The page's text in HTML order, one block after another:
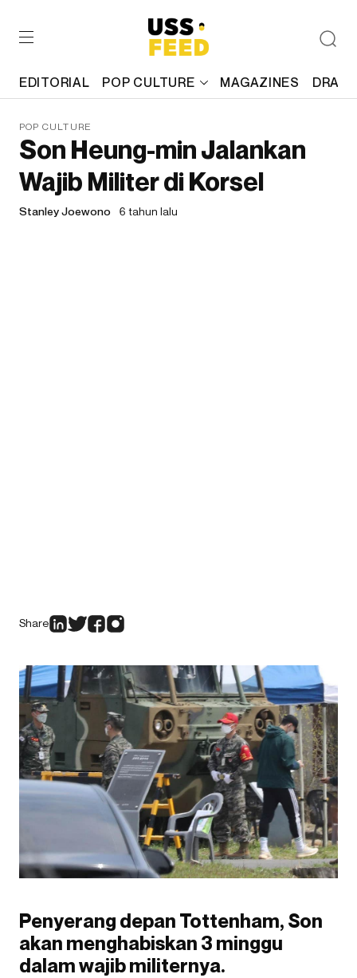
EDITORIAL POP CULTURE MAGAZINES
POP CULTURE
Son Heung-min Jalankan
Wajib Militer di Korsel
Stanley Joewono 6 tahun lalu
Share
Penyerang depan Tottenham, Son
akan menghabiskan 3 minggu
dalam wajib militernya.